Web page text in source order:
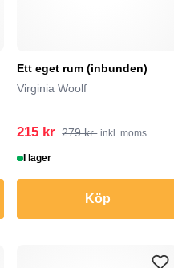
Ett eget rum (inbunden)
Virginia Woolf
215 kr 279 kr inkl. moms
I lager
Köp